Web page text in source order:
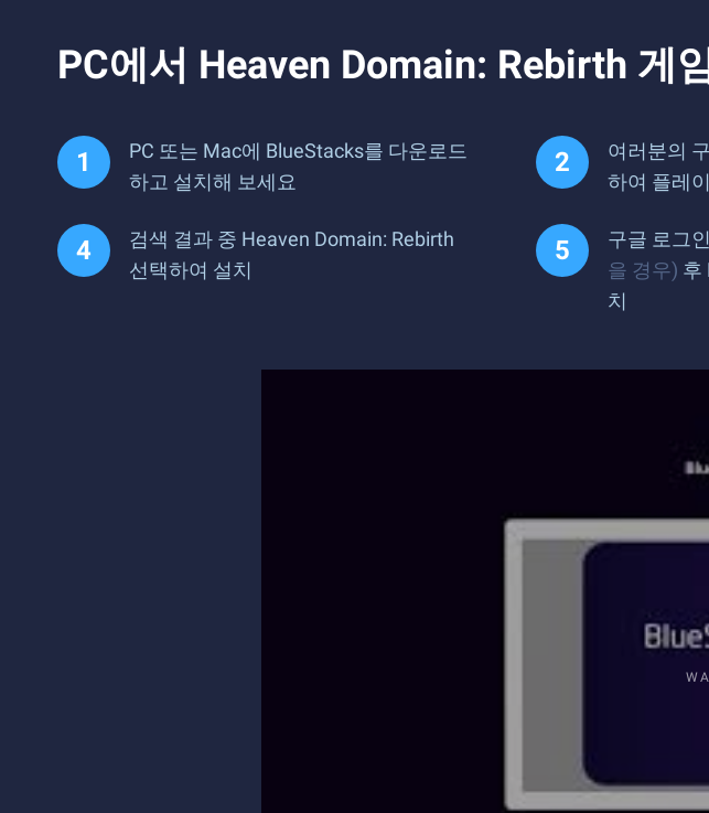
PC에서 Heaven Domain: Rebirth 게
PC 또는 Mac에 BlueStacks를 다운로드
하고 설치해 보세요
여러분의
하여 플레
검색 결과 중 Heaven Domain: Rebirth
선택하여 설치
구글 로그
을 경우) 후
치